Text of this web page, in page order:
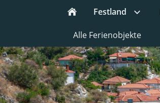
Festland
Alle Ferienobjekte